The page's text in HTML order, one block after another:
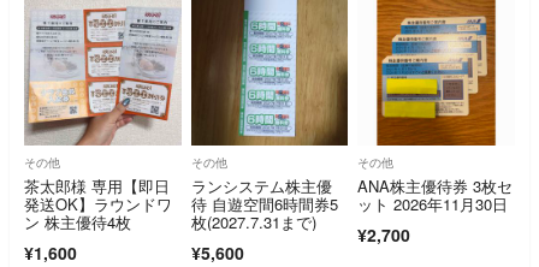
その他
茶太郎様 専用【即日
発送OK】ラウンドワ
ン 株主優待4枚
¥1,600
その他
ランシステム株主優
待 自遊空間6時間券5
枚(2027.7.31まで)
¥5,600
その他
ANA株主優待券 3枚セ
ット 2026年11月30日
¥2,700